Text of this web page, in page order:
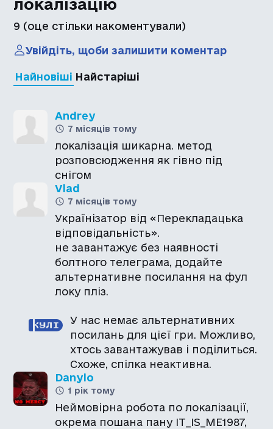
локалізацію
9 (оце стільки накоментували)
Увійдіть, щоби залишити коментар
Найновіші Найстаріші
Andrey
7 місяців тому
локалізація шикарна. метод
розповсюдження як гівно під
снігом
Vlad
7 місяців тому
Українізатор від «Перекладацька
відповідальність».
не завантажує без наявності
болтного телеграма, додайте
альтернативне посилання на фул
локу пліз.
У нас немає альтернативних
посилань для цієї гри. Можливо,
хтось завантажував і поділиться.
Схоже, спілка неактивна.
Danylo
1 рік тому
Неймовірна робота по локалізації,
окрема пошана пану IT_IS_ME1987,